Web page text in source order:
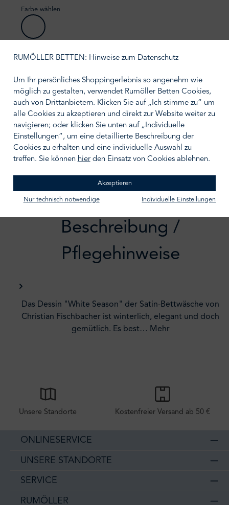
Farbe wählen
white season
Größe wählenauswählen
IN DEN WARENKORB
Zum Merkzettel hinzufügen
Beschreibung /
Pflegehinweise
Das Dessin "White Season" der Satin-Bettwäsche von
Christian Fischbacher ist winterlich, elegant und doch
gemütlich. Es best… Mehr
Unsere Standorte Kostenfreier Versand ab 50 €
ONLINESERVICE
UNSERE STANDORTE
SERVICE
RUMÖLLER
RUMÖLLER BETTEN: Hinweise zum Datenschutz
Um Ihr persönliches Shoppingerlebnis so angenehm wie
möglich zu gestalten, verwendet Rumöller Betten Cookies,
auch von Drittanbietern. Klicken Sie auf „Ich stimme zu“ um
alle Cookies zu akzeptieren und direkt zur Website weiter zu
navigieren; oder klicken Sie unten auf „Individuelle
Einstellungen“, um eine detaillierte Beschreibung der
Cookies zu erhalten und eine individuelle Auswahl zu
treffen. Sie können hierden Einsatz von Cookies ablehnen.
Akzeptieren
Nur technisch notwendige Individuelle Einstellungen